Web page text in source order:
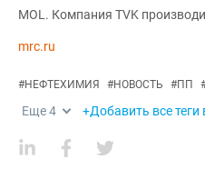
MOL. Компания TVK
mrc.ru
#НЕФТЕХИМИЯ #НОВОСТЬ #ПП
Еще4 +Добавить все теги